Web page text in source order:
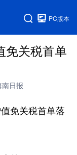
PC版本
免关税首单
日报
免关税首单落